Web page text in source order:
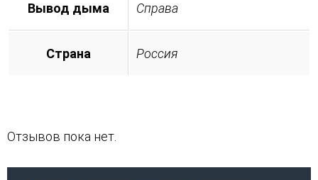
Вывод дыма Справа
Страна Россия
Отзывов пока нет.